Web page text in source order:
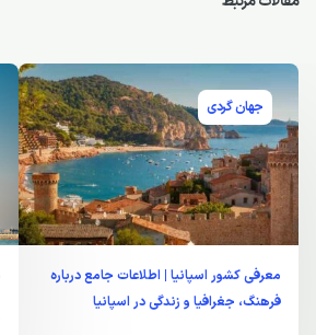
جهان گردی
معرفی کشور اسپانیا | اطلاعات جامع درباره
فرهنگ، جغرافیا و زندگی در اسپانیا